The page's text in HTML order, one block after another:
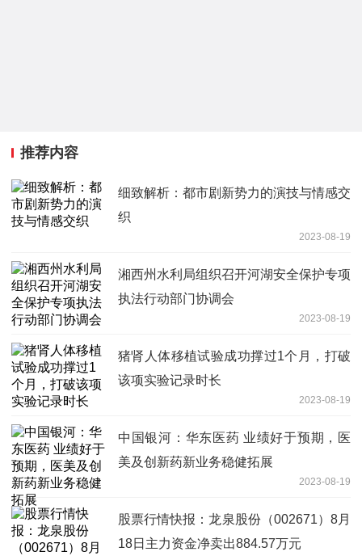
推荐内容
细致解析：都市剧新势力的演技与情感交
织
2023-08-19
湘西州水利局组织召开河湖安全保护专项
执法行动部门协调会
2023-08-19
猪肾人体移植试验成功撑过1个月，打破
该项实验记录时长
2023-08-19
中国银河：华东医药 业绩好于预期，医
美及创新药新业务稳健拓展
2023-08-19
股票行情快报：龙泉股份（002671）8月
18日主力资金净卖出884.57万元